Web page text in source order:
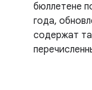
бюллетене
года,
содержат